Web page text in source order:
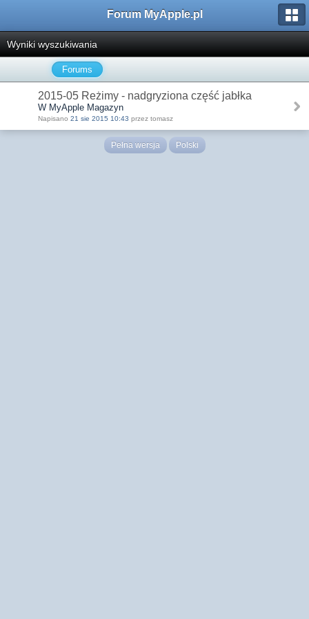
Forum MyApple.pl
Wyniki wyszukiwania
Forums
2015-05 Reżimy - nadgryziona część jabłka
W MyApple Magazyn
Napisano 21 sie 2015 10:43 przez tomasz
Pełna wersja Polski